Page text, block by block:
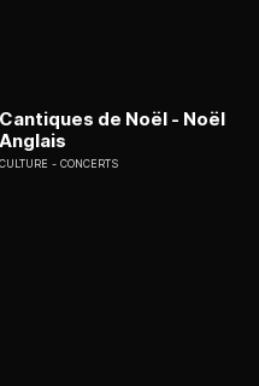
Cantiques de Noël - Noël
Anglais
CULTURE CONCERTS